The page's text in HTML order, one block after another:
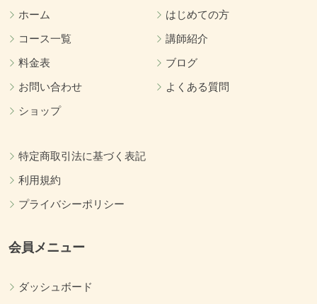
ホーム
はじめての方
コース一覧
講師紹介
料金表
ブログ
お問い合わせ
よくある質問
ショップ
特定商取引法に基づく表記
利用規約
プライバシーポリシー
会員メニュー
ダッシュボード